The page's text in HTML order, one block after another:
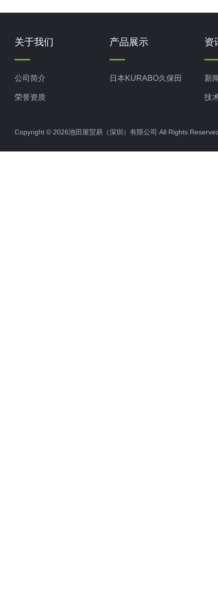
关于我们
公司简介
荣誉资质
产品展示
日本KURABO久保田
资
新
技
Copyright © 2026池田屋贸易（深圳）有限公司 All Rights